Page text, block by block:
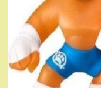
Sponge
Bob
Battle
For
Bikini
Bottom
Rehydrated